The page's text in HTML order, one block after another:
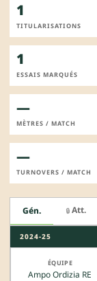
1
TITULARISATIONS
1
ESSAIS MARQUÉS
—
MÈTRES / MATCH
—
TURNOVERS / MATCH
Gén. 🔒 Att.
2024-25
Ampo Ordizia RE